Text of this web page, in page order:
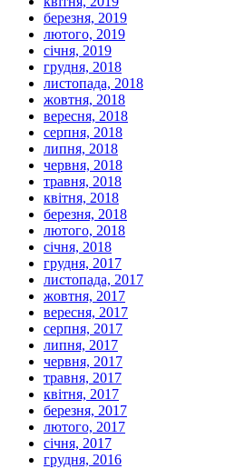
березня, 2019
лютого, 2019
січня, 2019
грудня, 2018
листопада, 2018
жовтня, 2018
вересня, 2018
серпня, 2018
липня, 2018
червня, 2018
травня, 2018
квітня, 2018
березня, 2018
лютого, 2018
січня, 2018
грудня, 2017
листопада, 2017
жовтня, 2017
вересня, 2017
серпня, 2017
липня, 2017
червня, 2017
травня, 2017
квітня, 2017
березня, 2017
лютого, 2017
січня, 2017
грудня, 2016